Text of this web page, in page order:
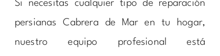
Si necesitas cualquier tipo de reparación
persianas Cabrera de Mar en tu hogar,
nuestro equipo profesional está